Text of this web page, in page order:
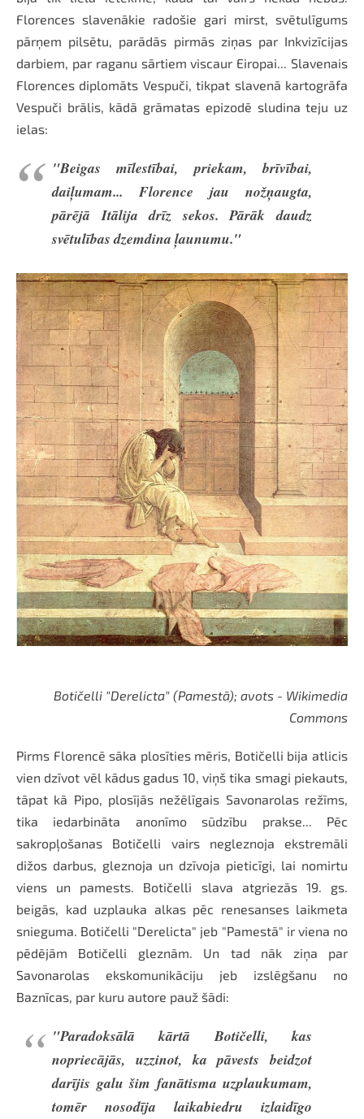
Florences slavenākie radošie gari mirst, svētulīgums
pārņem pilsētu, parādās pirmās ziņas par Inkvizīcijas
darbiem, par raganu sārtiem viscaur Eiropai... Slavenais
Florences diplomāts Vespuči, tikpat slavenā kartogrāfa
Vespuči brālis, kādā grāmatas epizodē sludina teju uz
ielas:
"Beigas mīlestībai, priekam, brīvībai,
daiļumam... Florence jau nožņaugta,
pārējā Itālija drīz sekos. Pārāk daudz
svētulības dzemdina ļaunumu."
Botičelli "Derelicta" (Pamestā); avots - Wikimedia
Commons
Pirms Florencē sāka plosīties mēris, Botičelli bija atlicis
vien dzīvot vēl kādus gadus 10, viņš tika smagi piekauts,
tāpat kā Pipo, plosījās nežēlīgais Savonarolas režīms,
tika iedarbināta anonīmo sūdzību prakse... Pēc
sakropļošanas Botičelli vairs negleznoja ekstremāli
dižos darbus, gleznoja un dzīvoja pieticīgi, lai nomirtu
viens un pamests. Botičelli slava atgriezās 19. gs.
beigās, kad uzplauka alkas pēc renesanses laikmeta
snieguma. Botičelli "Derelicta" jeb "Pamestā" ir viena no
pēdējām Botičelli gleznām. Un tad nāk ziņa par
Savonarolas ekskomunikāciju jeb izslēgšanu no
Baznīcas, par kuru autore pauž šādi:
"Paradoksālā kārtā Botičelli, kas
nopriecājās, uzzinot, ka pāvests beidzot
darījis galu šim fanātisma uzplaukumam,
tomēr nosodīja laikabiedru izlaidīgo